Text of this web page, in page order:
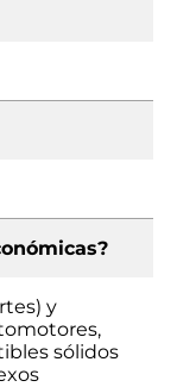
y
sólidos